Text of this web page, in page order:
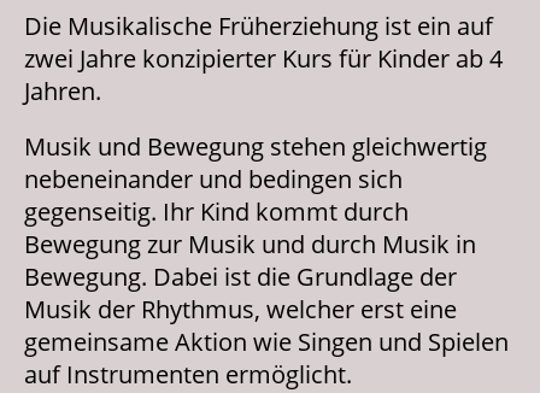
Die Musikalische Früherziehung ist ein auf
zwei Jahre konzipierter Kurs für Kinder ab 4
Jahren.
Musik und Bewegung stehen gleichwertig
nebeneinander und bedingen sich
gegenseitig. Ihr Kind kommt durch
Bewegung zur Musik und durch Musik in
Bewegung. Dabei ist die Grundlage der
Musik der Rhythmus, welcher erst eine
gemeinsame Aktion wie Singen und Spielen
auf Instrumenten ermöglicht.